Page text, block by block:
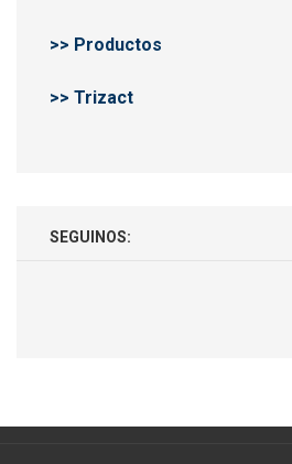
>> Productos
>> Trizact
SEGUINOS: